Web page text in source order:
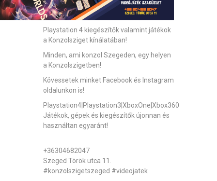
Playstation 4 kiegészítők valamint játékok
a Konzolsziget kínálatában!
Minden, ami konzol Szegeden, egy helyen
a Konzolszigetben!
Kövessetek minket Facebook és Instagram
oldalunkon is!
Playstation4|Playstation3|XboxOne|Xbox360
Játékok, gépek és kiegészítők újonnan és
használtan egyaránt!
+36304682047
Szeged Török utca 11.
#konzolszigetszeged #videojatek